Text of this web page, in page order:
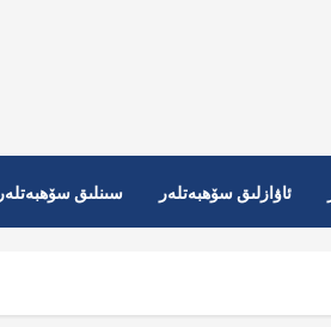
ئاۋازلىق سۆھبەتلەر سىنلىق سۆھبەتلەر